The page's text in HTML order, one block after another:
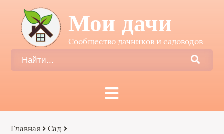
Мои дачи
Сообщество дачников и садоводов
Главная Сад